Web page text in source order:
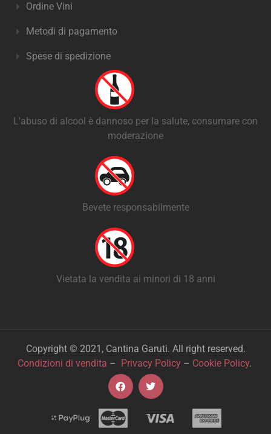
Ordine Vini
Metodi di pagamento
Spese di spedizione
L'abuso di alcool è dannoso per la salute, consumare con
moderazione
Bevete responsabilmente
Vietata la vendita ai minori di 18 anni
Copyright © 2021, Cantina Garuti. All right reserved.
Condizioni di vendita – Privacy Policy– Cookie Policy.